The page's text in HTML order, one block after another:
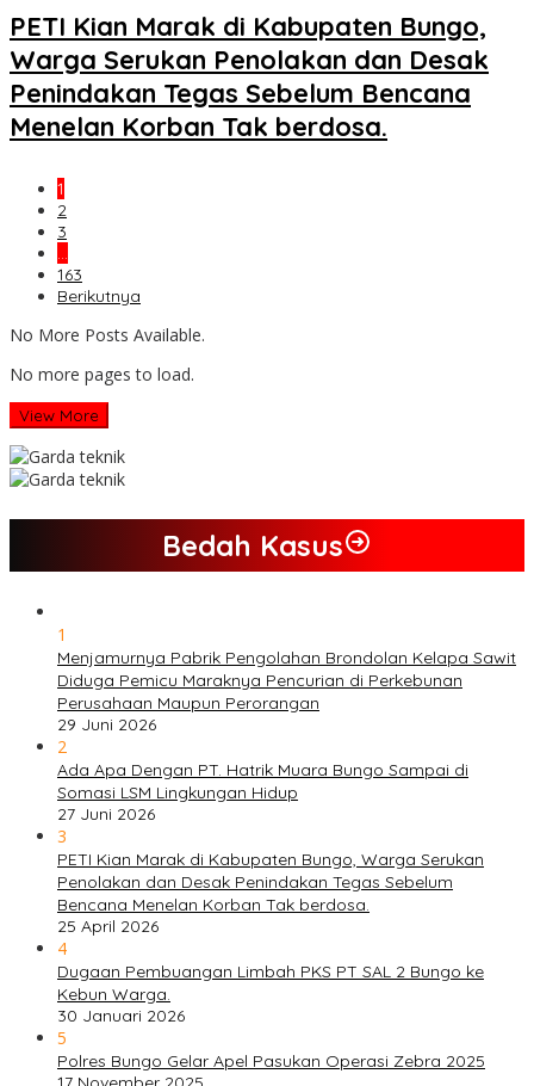
PETI Kian Marak di Kabupaten Bungo,
Warga Serukan Penolakan dan Desak
Penindakan Tegas Sebelum Bencana
Menelan Korban Tak berdosa.
1
2
3
…
163
Berikutnya
No More Posts Available.
No more pages to load.
View More
Bedah Kasus
1
Menjamurnya Pabrik Pengolahan Brondolan Kelapa Sawit
Diduga Pemicu Maraknya Pencurian di Perkebunan
Perusahaan Maupun Perorangan
29 Juni 2026
2
Ada Apa Dengan PT. Hatrik Muara Bungo Sampai di
Somasi LSM Lingkungan Hidup
27 Juni 2026
3
PETI Kian Marak di Kabupaten Bungo, Warga Serukan
Penolakan dan Desak Penindakan Tegas Sebelum
Bencana Menelan Korban Tak berdosa.
25 April 2026
4
Dugaan Pembuangan Limbah PKS PT SAL 2 Bungo ke
Kebun Warga.
30 Januari 2026
5
Polres Bungo Gelar Apel Pasukan Operasi Zebra 2025